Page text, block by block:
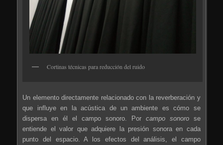
Cortinas técnicas para reducción del ruido
Un elemento directamente relacionado con la reverberación y
que influye en la acústica de un ambiente es cómo se
dispersa en él el campo sonoro. Por campo sonorose
entiende el valor que adquiere la presión sonora en cada
punto del espacio. A los efectos del análisis, el campo